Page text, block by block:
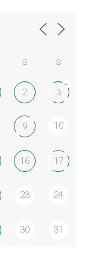
S S
2 3
+
9 10
16 17
23 24
30 31